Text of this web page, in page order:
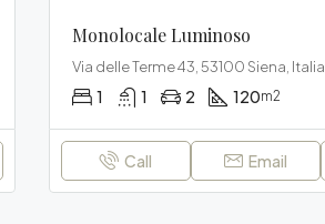
Monolocale Luminoso
Via delle Terme 43, 53100 Siena, Italia
1 1 2 120m2
Call Email